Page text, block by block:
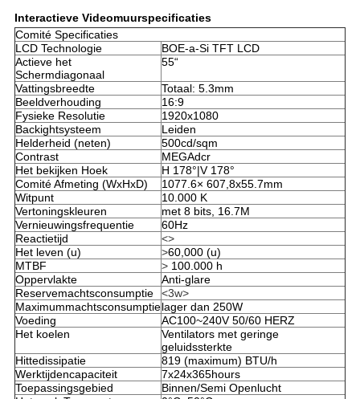
Interactieve Videomuurspecificaties
Comité Specificaties
LCD Technologie
BOE-a-Si TFT LCD
Actieve het
Schermdiagonaal
55“
Vattingsbreedte
Totaal: 5.3mm
Beeldverhouding
16:9
Fysieke Resolutie
1920x1080
Backightsysteem
Leiden
Helderheid (neten)
500cd/sqm
Contrast
MEGAdcr
Het bekijken Hoek
H 178°|V 178°
Comité Afmeting (WxHxD)
1077.6× 607,8x55.7mm
Witpunt
10.000 K
Vertoningskleuren
met 8 bits, 16.7M
Vernieuwingsfrequentie
60Hz
Reactietijd
<>
Het leven (u)
>60,000 (u)
MTBF
> 100.000 h
Oppervlakte
Anti-glare
Reservemachtsconsumptie
<3w>
Maximummachtsconsumptielager dan 250W
Voeding
AC100~240V 50/60 HERZ
Het koelen
Ventilators met geringe
geluidssterkte
Hittedissipatie
819 (maximum) BTU/h
Werktijdencapaciteit
7x24x365hours
Toepassingsgebied
Binnen/Semi Openlucht